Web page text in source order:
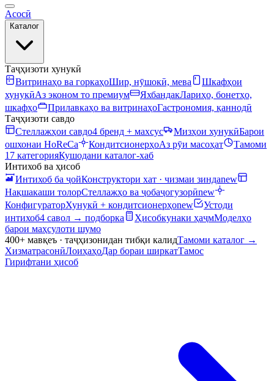
Асосӣ
Каталог
Таҷҳизоти хунукӣ
Витринаҳо ва горкаҳоШир, нӯшокӣ, мева
Шкафҳои
хунукӣАз эконом то премиум ЯхбандакЛариҳо, бонетҳо,
шкафҳо
Прилавкаҳо ва витринаҳоГастрономия, қаннодӣ
Таҷҳизоти савдо
Стеллажҳои савдо4 бренд + махсус Мизҳои хунукӣБарои
ошхонаи HoReCa
КондитсионерҳоАз рӯи масоҳат
Тамоми
17 категорияКушодани каталог-хаб
Интихоб ва ҳисоб
Интихоб ба ҷойКонструктори хат · чизмаи зиндаnew
Нақшакаши толорСтеллажҳо ва ҷобаҷогузорӣnew
КонфигураторХунукӣ + кондитсионерҳоnew
Устоди
интихоб4 савол → подборка Ҳисобкунаки ҳаҷмМоделҳо
барои маҳсулоти шумо
400+ мавқеъ · таҷҳизонидан тибқи калидТамоми каталог →
ХизматрасонӣЛоиҳаҳоДар бораи ширкатТамос
Гирифтани ҳисоб